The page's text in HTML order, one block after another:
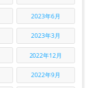
2023年6月
2023年3月
2022年12月
2022年9月